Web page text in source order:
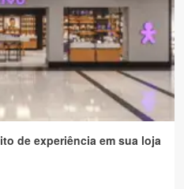
de experiência em sua loja